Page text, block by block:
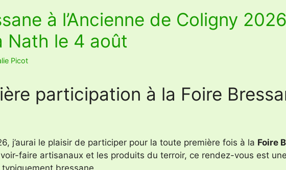
à l’Ancienne de Coligny
Nath le 4 août
Picot
participation à la Foire
j’aurai le plaisir de participer pour la toute première fois à la Foire
faire artisanaux et les produits du terroir, ce rendez-vous est
bressane.